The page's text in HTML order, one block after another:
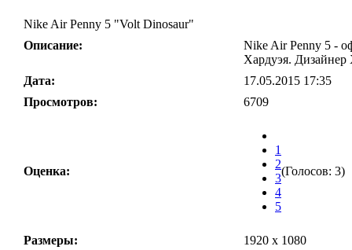
Nike Air Penny 5 "Volt Dinosaur"
Описание:
Nike Air Penny 5 -
Хардуэя. Дизайнер
Дата:
17.05.2015 17:35
Просмотров:
6709
Оценка:
1
2
3
4
5
(Голосов: 3)
Размеры:
1920 x 1080